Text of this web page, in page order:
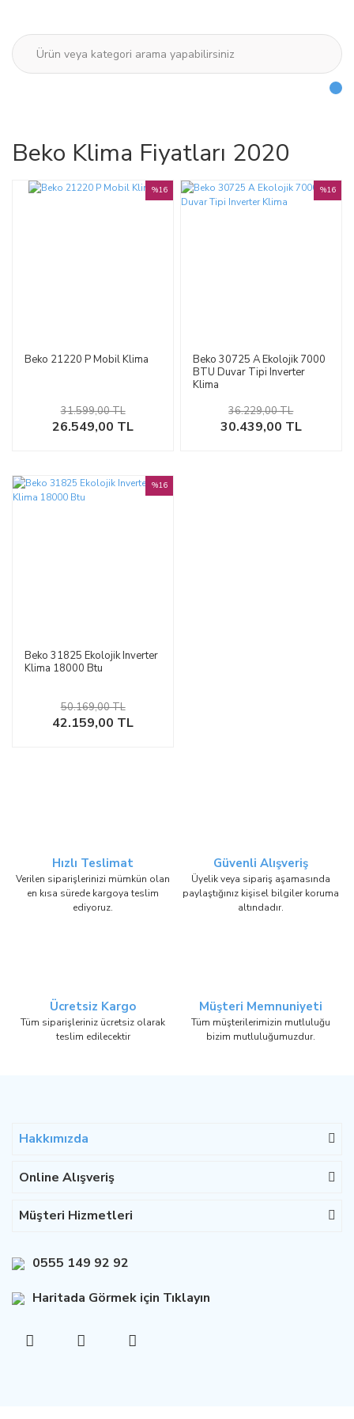
Beko Klima Fiyatları 2020
Beko 21220 P Mobil Klima
%16
26.549,00 TL
31.599,00 TL
Beko 30725 A Ekolojik 7000
BTU Duvar Tipi Inverter
Klima
%16
30.439,00 TL
36.229,00 TL
Beko 31825 Ekolojik Inverter
Klima 18000 Btu
%16
42.159,00 TL
50.169,00 TL
Hızlı Teslimat
Verilen siparişlerinizi mümkün olan
en kısa sürede kargoya teslim
ediyoruz.
Güvenli Alışveriş
Üyelik veya sipariş aşamasında
paylaştığınız kişisel bilgiler koruma
altındadır.
Ücretsiz Kargo
Tüm siparişleriniz ücretsiz olarak
teslim edilecektir
Müşteri Memnuniyeti
Tüm müşterilerimizin mutluluğu
bizim mutluluğumuzdur.
Hakkımızda
Online Alışveriş
Müşteri Hizmetleri
0555 149 92 92
Haritada Görmek için Tıklayın